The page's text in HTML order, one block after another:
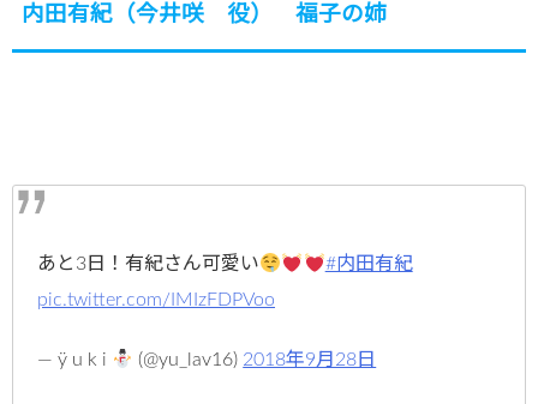
内田有紀（今井咲 役） 福子の姉
あと3日！有紀さん可愛い
#内田有紀
pic.twitter.com/IMIzFDPVoo
— ÿ u k i (@yu_lav16) 2018年9月28日